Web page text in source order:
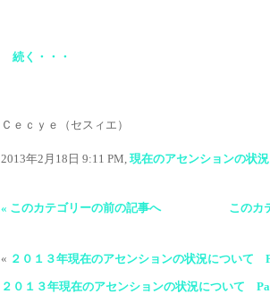
続く・・・
Ｃｅｃｙｅ（セスィエ）
2013年2月18日 9:11 PM, 現在のアセンションの状況
« このカテゴリーの前の記事へ このカ
« ２０１３年現在のアセンションの状況について
２０１３年現在のアセンションの状況について